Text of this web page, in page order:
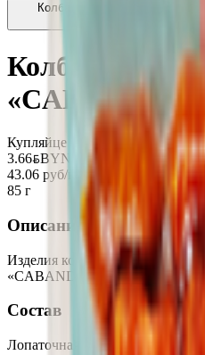
Колбаски сырокопченые
Колбаски
«CABANDOS»
Купляйце Беларускае
3.66BYNBYN
43.06 руб/кг
85 г
Описание
Изделия колбасные варено-
«CABANDOS» острый, высшего
Состав
Лопаточная часть свиная,